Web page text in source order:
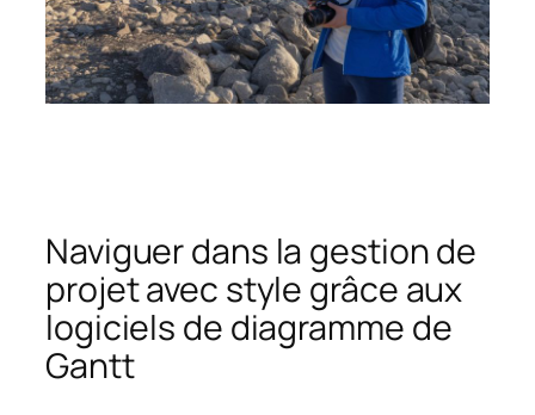
Naviguer dans la gestion de
projet avec style grâce aux
logiciels de diagramme de
Gantt